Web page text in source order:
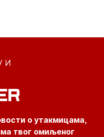
И
о утакмицама,
твог омиљеног